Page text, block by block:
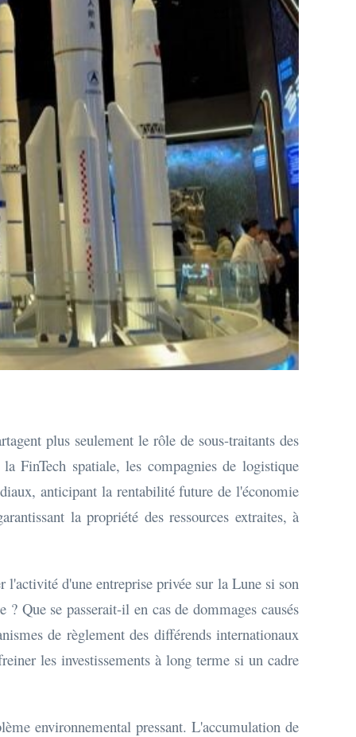
plus seulement le rôle de sous-traitants des
FinTech spatiale, les compagnies de logistique
anticipant la rentabilité future de l'économie
la propriété des ressources extraites, à
d'une entreprise privée sur la Lune si son
Que se passerait-il en cas de dommages causés
de règlement des différends internationaux
les investissements à long terme si un cadre
environnemental pressant. L'accumulation de